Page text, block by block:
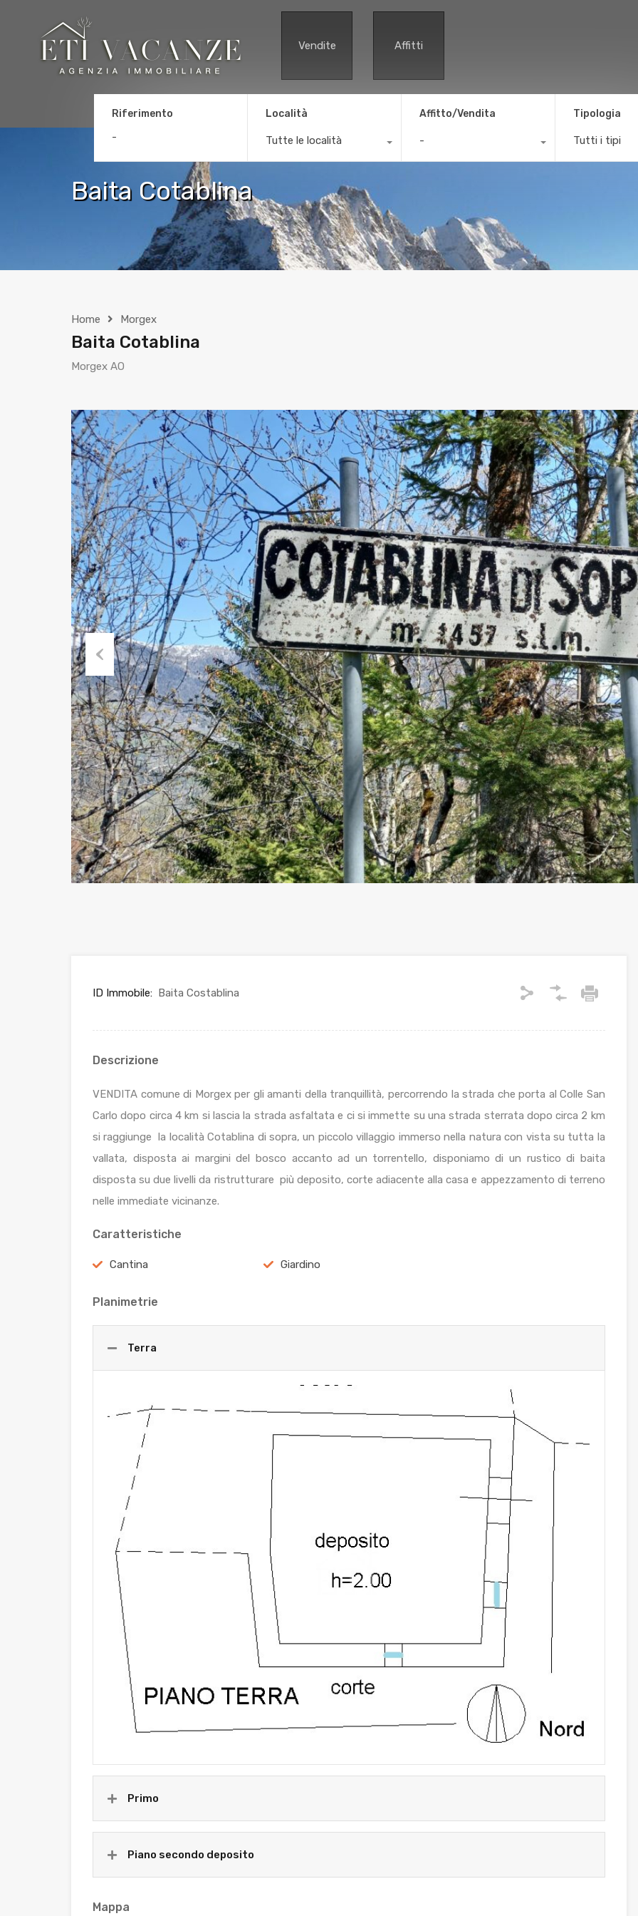
Vendite Affitti
Riferimento Località
Tutte le località
Affitto/Vendita
-
Tipologia
Tutti i tipi
Baita Cotablina
Home Morgex
Baita Cotablina
Morgex AO
Previous
ID Immobile: Baita Costablina
Descrizione
VENDITA comune di Morgex per gli amanti della tranquillità, percorrendo la strada che porta al Colle San
Carlo dopo circa 4 km si lascia la strada asfaltata e ci si immette su una strada sterrata dopo circa 2 km
si raggiunge la località Cotablina di sopra, un piccolo villaggio immerso nella natura con vista su tutta la
vallata, disposta ai margini del bosco accanto ad un torrentello, disponiamo di un rustico di baita
disposta su due livelli da ristrutturare più deposito, corte adiacente alla casa e appezzamento di terreno
nelle immediate vicinanze.
Caratteristiche
Cantina Giardino
Planimetrie
Terra
Primo
Piano secondo deposito
Mappa